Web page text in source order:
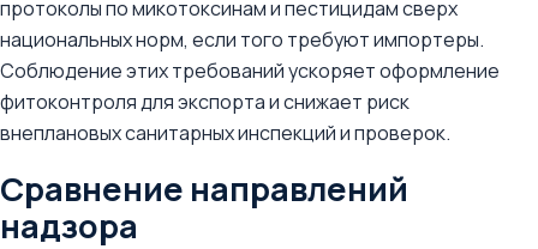
протоколы по микотоксинам и пестицидам сверх
национальных норм, если того требуют импортеры.
Соблюдение этих требований ускоряет оформление
фитоконтроля для экспорта и снижает риск
внеплановых санитарных инспекций и проверок.
Сравнение направлений
надзора